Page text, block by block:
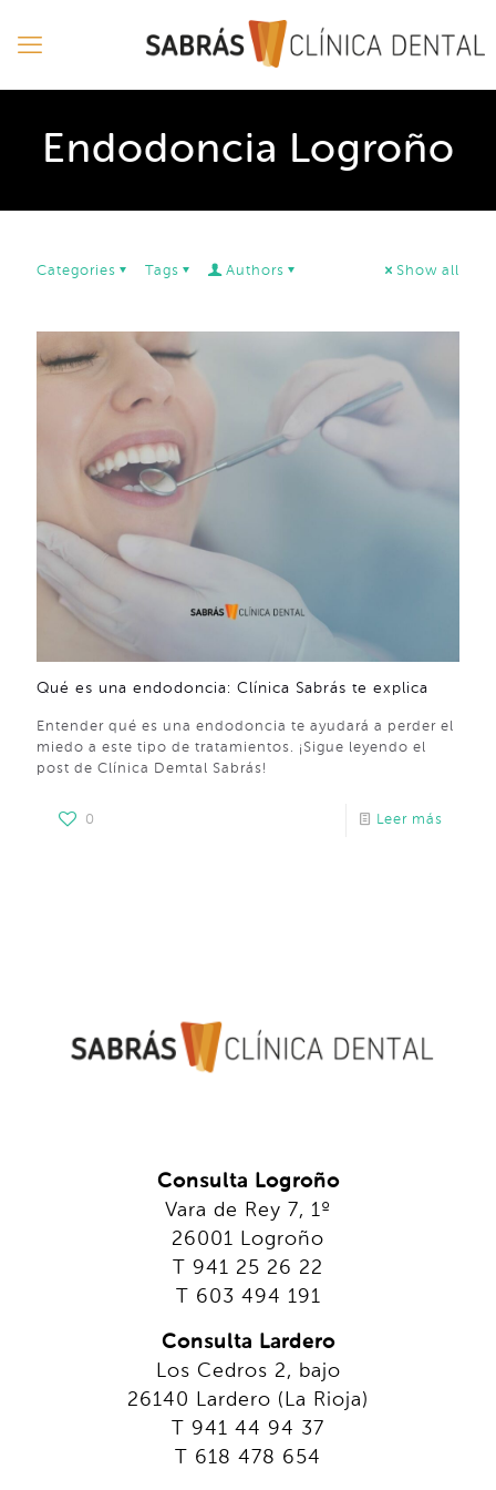
Endodoncia Logroño
Categories Tags Authors Show all
Qué es una endodoncia: Clínica Sabrás te explica
Entender qué es una endodoncia te ayudará a perder el
miedo a este tipo de tratamientos. ¡Sigue leyendo el
post de Clínica Demtal Sabrás!
0 Leer más
Consulta Logroño
Vara de Rey 7, 1º
26001 Logroño
T 941 25 26 22
T 603 494 191
Consulta Lardero
Los Cedros 2, bajo
26140 Lardero (La Rioja)
T 941 44 94 37
T 618 478 654